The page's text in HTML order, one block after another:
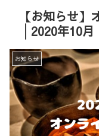
【お知らせ
│2020年10月
お知らせ